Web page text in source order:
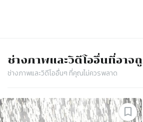
ช่างภาพและวิดีโออื่นที่อาจ
ช่างภาพและวิดีโออื่นๆ ที่คุณไม่ควรพลาด
Slide 1 of 4